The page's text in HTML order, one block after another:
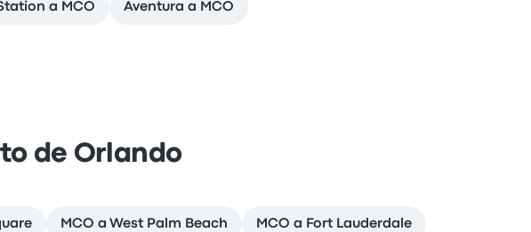
a MCO Aventura a MCO
de Orlando
MCO a West Palm Beach MCO a Fort Lauderdale